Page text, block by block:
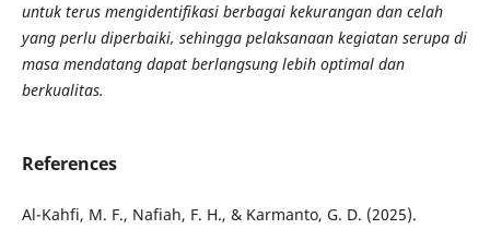
untuk terus mengidentifikasi berbagai kekurangan dan celah
yang perlu diperbaiki, sehingga pelaksanaan kegiatan serupa di
masa mendatang dapat berlangsung lebih optimal dan
berkualitas.
References
Al-Kahfi, M. F., Nafiah, F. H., & Karmanto, G. D. (2025).